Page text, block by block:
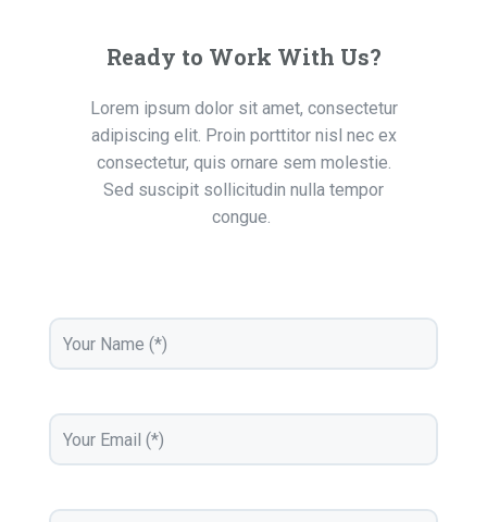
Ready to Work With Us?
Lorem ipsum dolor sit amet, consectetur
adipiscing elit. Proin porttitor nisl nec ex
consectetur, quis ornare sem molestie.
Sed suscipit sollicitudin nulla tempor
congue.